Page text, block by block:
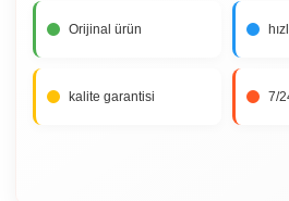
Orijinal ürün
kalite garantisi 7/